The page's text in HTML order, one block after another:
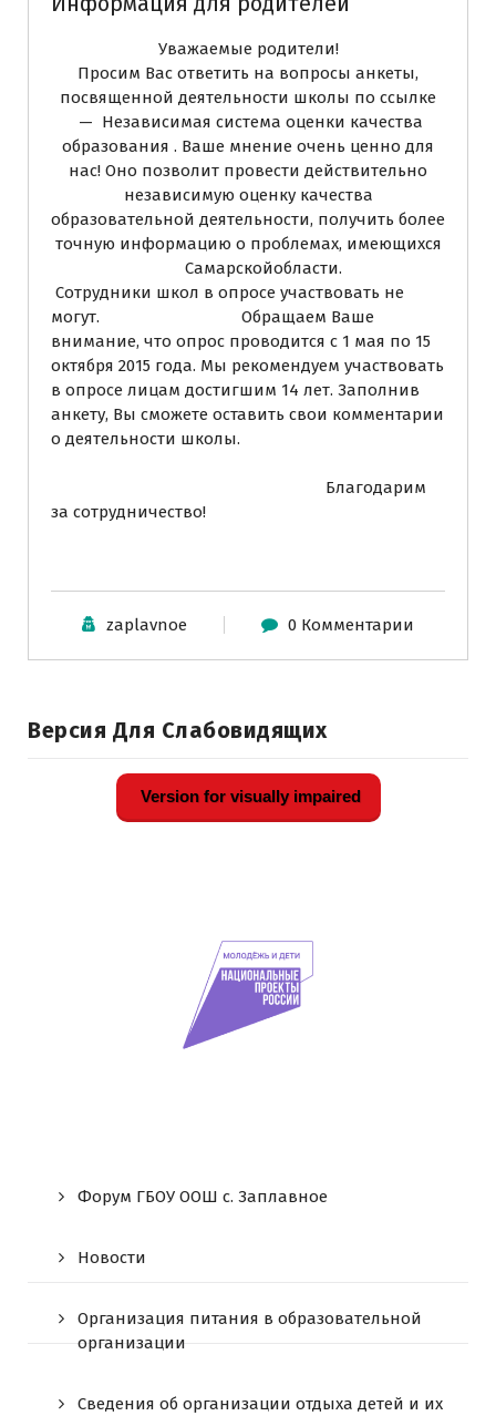
Уважаемые родители!
Просим Вас ответить на вопросы анкеты,
посвященной деятельности школы по ссылке
— Независимая система оценки качества
образования . Ваше мнение очень ценно для
нас! Оно позволит провести действительно
независимую оценку качества
образовательной деятельности, получить более
точную информацию о проблемах, имеющихся
Самарскойобласти.
Сотрудники школ в опросе участвовать не
могут. Обращаем Ваше
внимание, что опрос проводится с 1 мая по 15
октября 2015 года. Мы рекомендуем участвовать
в опросе лицам достигшим 14 лет. Заполнив
анкету, Вы сможете оставить свои комментарии
о деятельности школы.
Благодарим
за сотрудничество!
zaplavnoe 0 Комментарии
Версия Для Слабовидящих
Version for visually impaired
Форум ГБОУ ООШ c. Заплавное
Новости
Организация питания в образовательной
организации
Сведения об организации отдыха детей и их